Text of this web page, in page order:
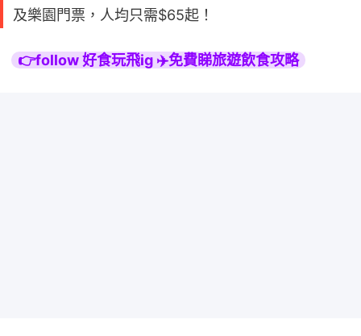
及樂園門票，人均只需$65起！
👉follow 好食玩飛ig ✈️免費睇旅遊飲食攻略